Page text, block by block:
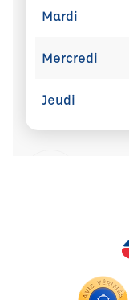
Mardi
Mercredi
Jeudi